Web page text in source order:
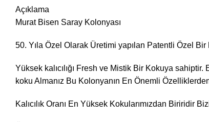
Açıklama
Murat Bisen Saray Kolonyası
50. Yıla Özel Olarak Üretimi yapılan Patentli Özel Bir
Yüksek kalıcılığı Fresh ve Mistik Bir Kokuya
koku Almanız Bu Kolonyanın En Önemli
Kalıcılık Oranı En Yüksek Kokularımızdan Biriridir